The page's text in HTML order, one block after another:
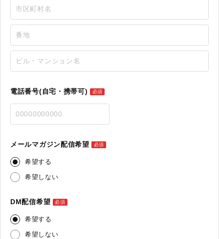
電話番号(自宅・携帯可) 必須
メールマガジン配信希望 必須
希望する
希望しない
DM配信希望 必須
希望する
希望しない